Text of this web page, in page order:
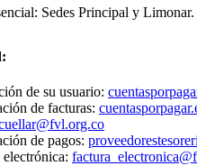
Sedes Principal y Limonar.
de su usuario:
de facturas:
de pagos:
electrónica: